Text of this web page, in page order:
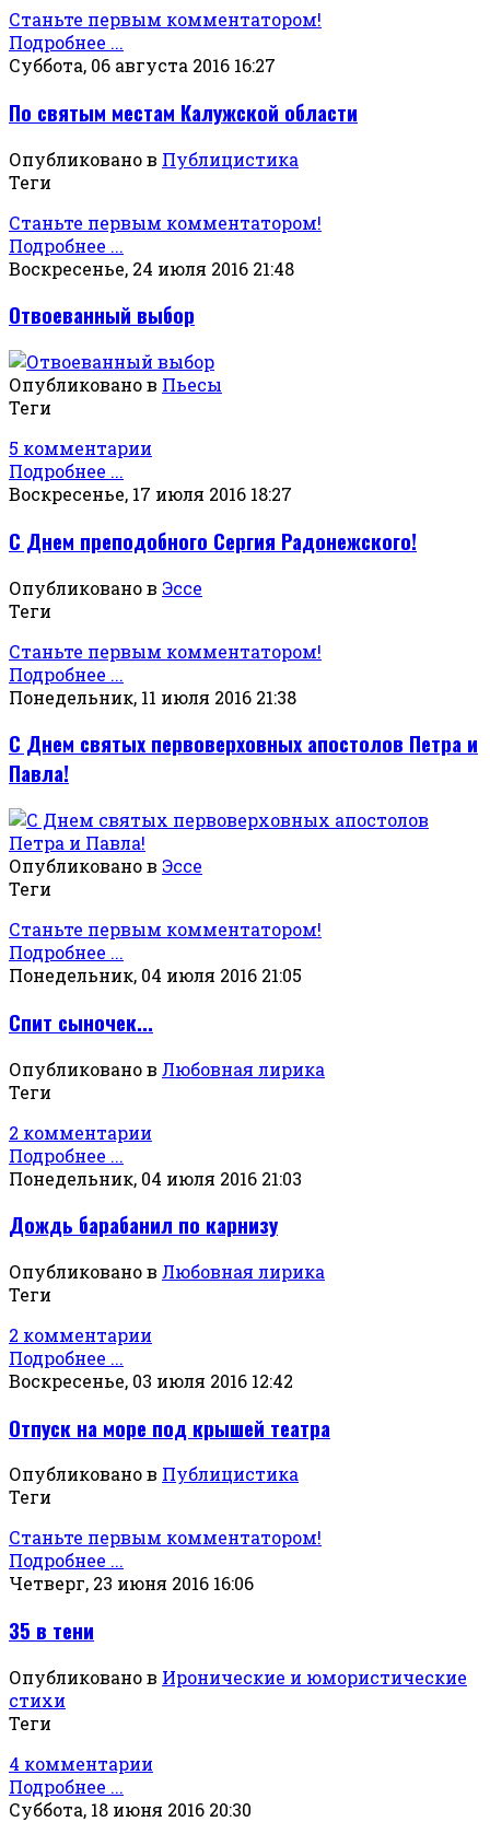
Станьте первым комментатором!
Подробнее ...
Суббота, 06 августа 2016 16:27
По святым местам Калужской области
Опубликовано в Публицистика
Теги
Станьте первым комментатором!
Подробнее ...
Воскресенье, 24 июля 2016 21:48
Отвоеванный выбор
Опубликовано в Пьесы
Теги
5 комментарии
Подробнее ...
Воскресенье, 17 июля 2016 18:27
С Днем преподобного Сергия Радонежского!
Опубликовано в Эссе
Теги
Станьте первым комментатором!
Подробнее ...
Понедельник, 11 июля 2016 21:38
С Днем святых первоверховных апостолов Петра и
Павла!
Опубликовано в Эссе
Теги
Станьте первым комментатором!
Подробнее ...
Понедельник, 04 июля 2016 21:05
Спит сыночек...
Опубликовано в Любовная лирика
Теги
2 комментарии
Подробнее ...
Понедельник, 04 июля 2016 21:03
Дождь барабанил по карнизу
Опубликовано в Любовная лирика
Теги
2 комментарии
Подробнее ...
Воскресенье, 03 июля 2016 12:42
Отпуск на море под крышей театра
Опубликовано в Публицистика
Теги
Станьте первым комментатором!
Подробнее ...
Четверг, 23 июня 2016 16:06
35 в тени
Опубликовано в Иронические и юмористические
стихи
Теги
4 комментарии
Подробнее ...
Суббота, 18 июня 2016 20:30